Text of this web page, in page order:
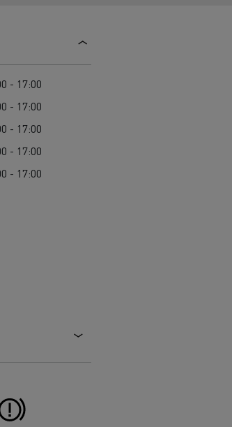
- 17:00
- 17:00
- 17:00
- 17:00
- 17:00